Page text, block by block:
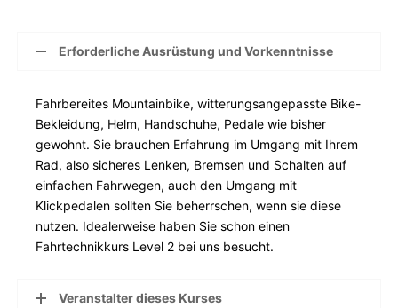
Erforderliche Ausrüstung und Vorkenntnisse
Fahrbereites Mountainbike, witterungsangepasste Bike-
Bekleidung, Helm, Handschuhe, Pedale wie bisher
gewohnt. Sie brauchen Erfahrung im Umgang mit Ihrem
Rad, also sicheres Lenken, Bremsen und Schalten auf
einfachen Fahrwegen, auch den Umgang mit
Klickpedalen sollten Sie beherrschen, wenn sie diese
nutzen. Idealerweise haben Sie schon einen
Fahrtechnikkurs Level 2 bei uns besucht.
Veranstalter dieses Kurses